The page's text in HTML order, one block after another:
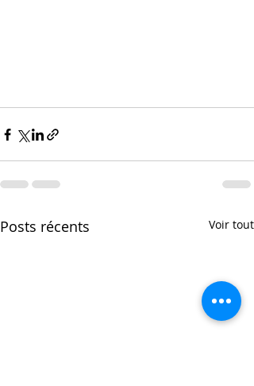
Posts récents Voir tout